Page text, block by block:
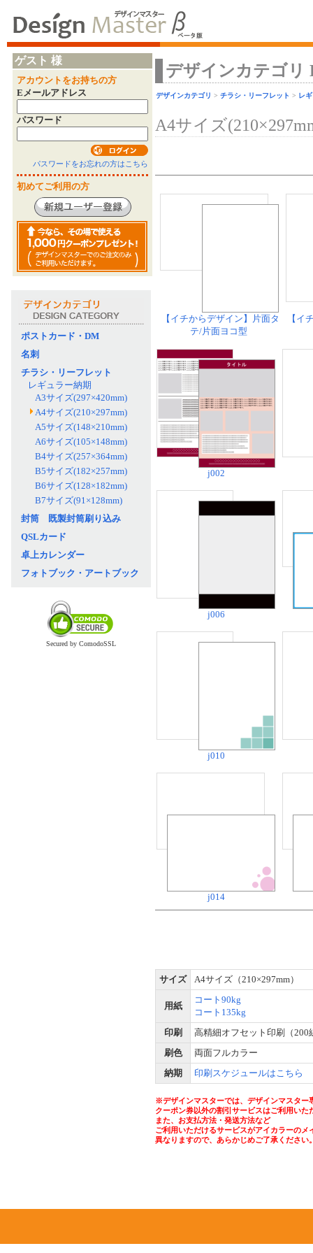
ゲスト 様
アカウントをお持ちの方
Eメールアドレス
パスワード
パスワードをお忘れの方はこちら
初めてご利用の方
ポストカード・DM
名刺
チラシ・リーフレット
レギュラー納期
A3サイズ(297×420mm)
A4サイズ(210×297mm)
A5サイズ(148×210mm)
A6サイズ(105×148mm)
B4サイズ(257×364mm)
B5サイズ(182×257mm)
B6サイズ(128×182mm)
B7サイズ(91×128mm)
封筒 既製封筒刷り込み
QSLカード
卓上カレンダー
フォトブック・アートブック
Secured by ComodoSSL
デザインカテゴリ
デザインカテゴリ > チラシ・リーフレット > レ
A4サイズ
【イチからデザイン】片面タ
テ/片面ヨコ型
【イ
j002
j006
j010
j014
サイズ A4サイズ（210×297mm）
用紙
コート90kg
コート135kg
印刷
高精細オフセット印刷（200
刷色
両面フルカラー
納期
印刷スケジュールはこちら
※デザインマスターでは、デザインマスター
クーポン券以外の割引サービスはご利用いた
また、お支払方法・発送方法など
ご利用いただけるサービスがアイカラーのメ
異なりますので、あらかじめご了承ください